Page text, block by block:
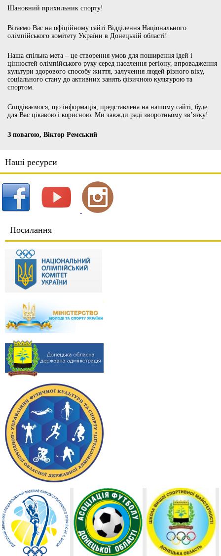
Шановний прихильник спорту!
Вітаємо Вас на офіційному сайті Відділення Національного
олімпійського комітету України в Донецькій області!
Наша спільна мета – це створення умов для поширення ідей і
цінностей олімпійського руху серед населення регіону, впровадження
культури здорового способу життя, залучення людей різного віку,
соціального стану до активних занять фізичною культурою та
спортом.
Сподіваємося, що інформація, представлена на нашому сайті, буде
для Вас цікавою і корисною. Ми завжди раді зворотньому зв’язку!
З повагою, Віктор Ремський
Наші ресурси
Посилання